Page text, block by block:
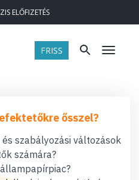
ELŐFIZETÉS
FRISS Menü
ősszel?
szabályozási változások
számára?